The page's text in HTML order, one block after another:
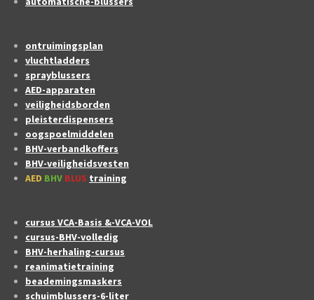
ontruimingsplan
vluchtladders
sprayblussers
AED-apparaten
veiligheidsborden
pleisterdispensers
oogspoelmiddelen
BHV-verbandkoffers
BHV-veiligheidsvesten
AED BHV BLUS training
cursus VCA-Basis &-VCA-VOL
cursus-BHV-volledig
BHV-herhaling-cursus
reanimatietraining
beademingsmaskers
schuimblussers-6-liter